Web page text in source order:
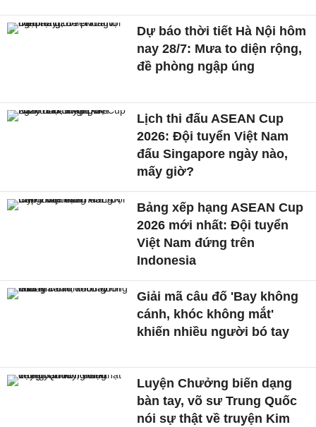
Dự báo thời tiết Hà Nội hôm
nay 28/7: Mưa to diện rộng,
đề phòng ngập úng
Lịch thi đấu ASEAN Cup
2026: Đội tuyển Việt Nam
đấu Singapore ngày nào,
mấy giờ?
Bảng xếp hạng ASEAN Cup
2026 mới nhất: Đội tuyển
Việt Nam đứng trên
Indonesia
Giải mã câu đố 'Bay không
cánh, khóc không mắt'
khiến nhiều người bó tay
Luyện Chưởng biến dạng
bàn tay, võ sư Trung Quốc
nói sự thật về truyện Kim